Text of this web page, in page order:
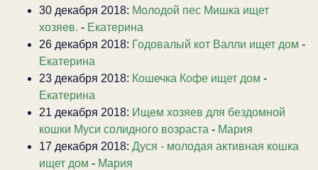
30 декабря 2018: Молодой пес Мишка ищет
хозяев. - Екатерина
26 декабря 2018: Годовалый кот Валли ищет дом -
Екатерина
23 декабря 2018: Кошечка Кофе ищет дом -
Екатерина
21 декабря 2018: Ищем хозяев для бездомной
кошки Муси солидного возраста - Мария
17 декабря 2018: Дуся - молодая активная кошка
ищет дом - Мария